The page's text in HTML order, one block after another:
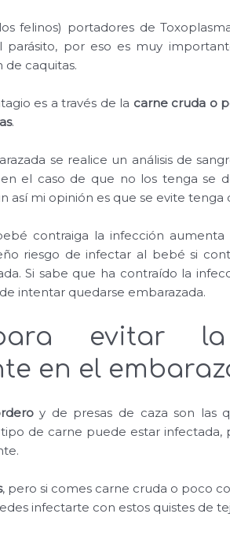
felinos) portadores de
parásito, por eso es muy
de caquitas.
es a través de la carne cruda o
.
se realice un análisis de
el caso de que no los tenga se
así mi opinión es que se evite tenga
contraiga la infección
riesgo de infectar al bebé si
Si sabe que ha contraído la
intentar quedarse embarazada.
evitar la
en el
y de presas de caza son las
de carne puede estar
, pero si comes carne cruda o poco
infectarte con estos quistes de